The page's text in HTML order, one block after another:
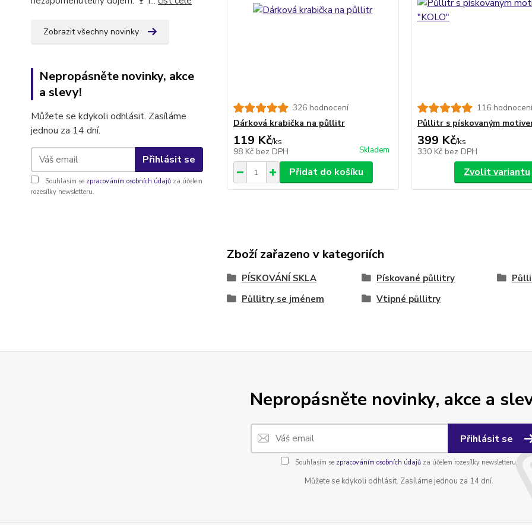
Zobrazit všechny novinky
Nepropásněte novinky, akce
a slevy!
Můžete se kdykoli odhlásit. Zasíláme
jednou za 14 dní.
Přihlásit se
Souhlasím se zpracováním osobních údajů za účelem
rozesílky newsletteru.
326 hodnocení
Dárková krabička na půllitr
119 Kč/ks
98 Kč bez DPH Skladem
Přidat do košíku
116 hodnocení
Půllitr s pískovaným
399 Kč/ks
330 Kč bez DPH
Zvolit variantu
Zboží zařazeno v kategoriích
PÍSKOVÁNÍ SKLA Pískované půllitry
Půllitry se jménem
Vtipné půllitry
Nepropásněte novinky, akce a
Přihlásit se
Souhlasím se zpracováním osobních údajůza účelem rozesílky newsletteru.
Můžete se kdykoli odhlásit. Zasíláme jednou za 14 dní.